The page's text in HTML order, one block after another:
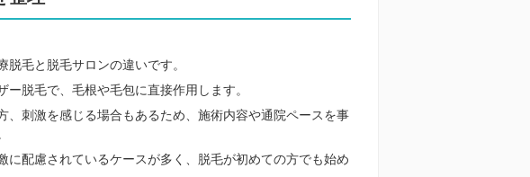
毛と脱毛サロンの違いです。
脱毛で、毛根や毛包に直接作用します。
、刺激を感じる場合もあるため、施術内容や通院ペースを事
に配慮されているケースが多く、脱毛が初めての方でも始め